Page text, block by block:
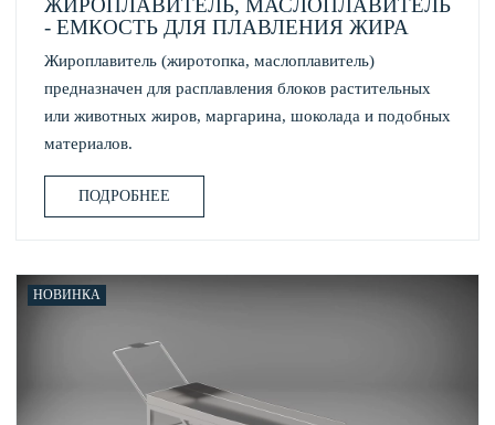
ЖИРОПЛАВИТЕЛЬ, МАСЛОПЛАВИТЕЛЬ
- ЕМКОСТЬ ДЛЯ ПЛАВЛЕНИЯ ЖИРА
Жироплавитель (жиротопка, маслоплавитель)
предназначен для расплавления блоков растительных
или животных жиров, маргарина, шоколада и подобных
материалов.
ПОДРОБНЕЕ
НОВИНКА